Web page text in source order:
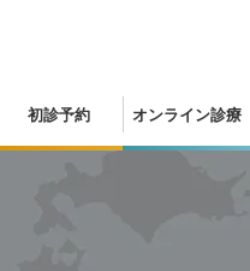
初診予約 オンライン診療